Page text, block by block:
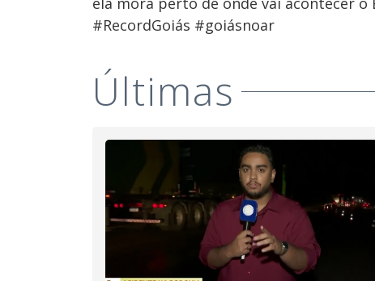
#RecordGoiás #goiásnoar
Últimas